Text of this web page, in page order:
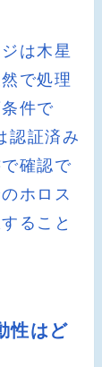
は木星
で処理
件で
認証済み
確認で
ホロス
ること
性はど